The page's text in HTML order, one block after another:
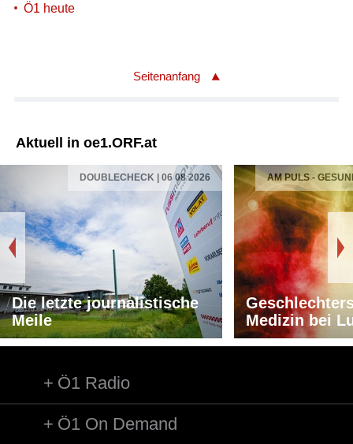
Ö1 heute
Seitenanfang
Aktuell in oe1.ORF.at
DOUBLECHECK | 06 08 2026
Die letzte journalistische
Meile
AM PULS -
Medizin bei
Ö1 Radio
Ö1 On Demand